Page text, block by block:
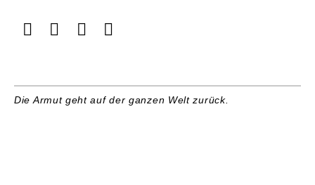
Die Armut geht auf der ganzen Welt zurück.